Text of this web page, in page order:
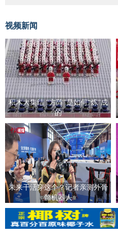
视频新闻
积木大集结 “方阵”是如何“炼”成
的
未来干活穿这个？记者亲测外骨
骼机器人